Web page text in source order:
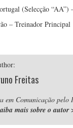
(Selecção
– Treinador Principal
Freitas
em Comunicação pelo
mais sobre o autor